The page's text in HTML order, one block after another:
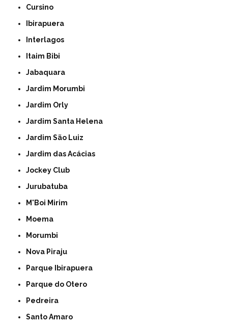
Cursino
Ibirapuera
Interlagos
Itaim Bibi
Jabaquara
Jardim Morumbi
Jardim Orly
Jardim Santa Helena
Jardim São Luiz
Jardim das Acácias
Jockey Club
Jurubatuba
M'Boi Mirim
Moema
Morumbi
Nova Piraju
Parque Ibirapuera
Parque do Otero
Pedreira
Santo Amaro